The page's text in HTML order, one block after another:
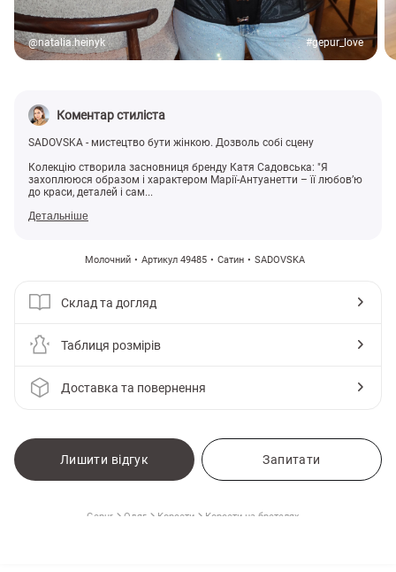
@natalia.heinyk #gepur_love
Коментар стиліста
SADOVSKA - мистецтво бути жінкою. Дозволь собі сцену
Колекцію створила засновниця бренду Катя Садовська: "Я
захоплююся образом і характером Марії-Антуанетти – її любов’ю
до краси, деталей і сам...
Детальніше
Молочний Артикул 49485 Сатин SADOVSKA
Склад та догляд
Таблиця розмірів
Доставка та повернення
Лишити відгук Запитати
Gepur Одяг Корсети Корсети на бретелях